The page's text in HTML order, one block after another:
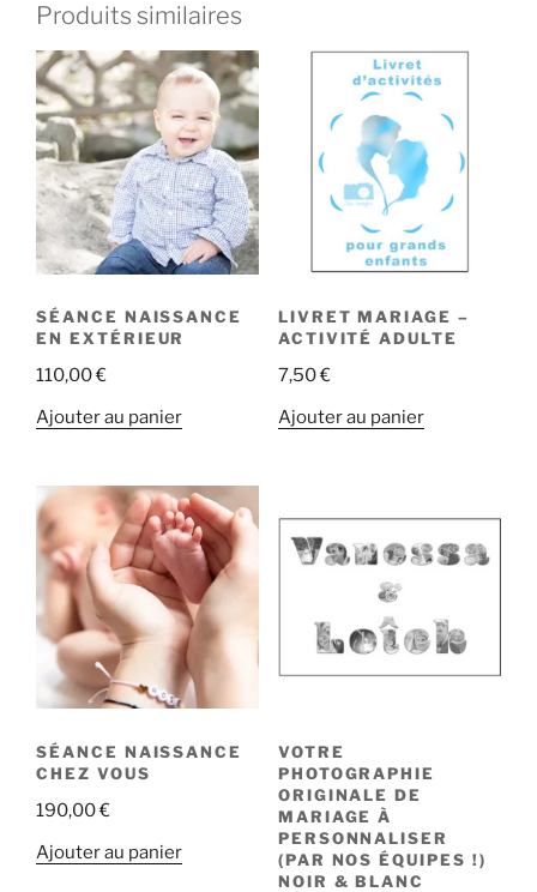
Produits similaires
SÉANCE NAISSANCE
EN EXTÉRIEUR
110,00€
Ajouter au panier
LIVRET MARIAGE –
ACTIVITÉ ADULTE
7,50€
Ajouter au panier
SÉANCE NAISSANCE
CHEZ VOUS
190,00€
Ajouter au panier
VOTRE
PHOTOGRAPHIE
ORIGINALE DE
MARIAGE À
PERSONNALISER
(PAR NOS ÉQUIPES !)
NOIR & BLANC